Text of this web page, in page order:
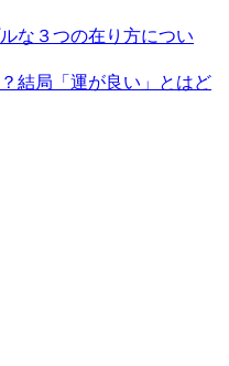
な３つの在り方につい
結局「運が良い」とはど